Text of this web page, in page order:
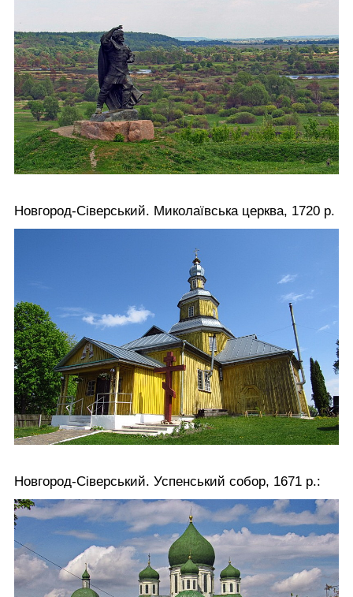
Новгород-Сіверський. Миколаївська церква, 1720 р.
Новгород-Сіверський. Успенський собор, 1671 р.: